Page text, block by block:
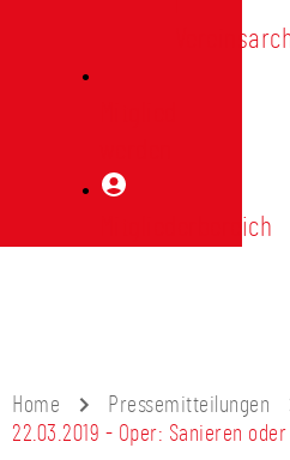
Mitgliederbereich
Home
Pressemitteilungen
22.03.2019 - Oper: Sanieren